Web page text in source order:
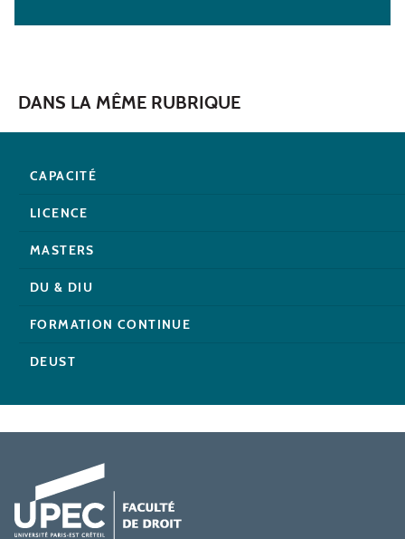
DANS LA MÊME RUBRIQUE
CAPACITÉ
LICENCE
MASTERS
DU & DIU
FORMATION CONTINUE
DEUST